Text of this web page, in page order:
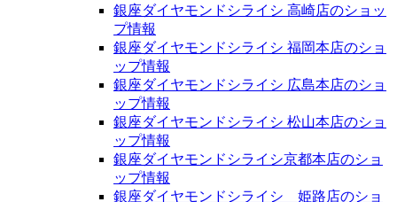
銀座ダイヤモンドシライシ 高崎店のショッ
プ情報
銀座ダイヤモンドシライシ 福岡本店のショ
ップ情報
銀座ダイヤモンドシライシ 広島本店のショ
ップ情報
銀座ダイヤモンドシライシ 松山本店のショ
ップ情報
銀座ダイヤモンドシライシ京都本店のショ
ップ情報
銀座ダイヤモンドシライシ 姫路店のショ